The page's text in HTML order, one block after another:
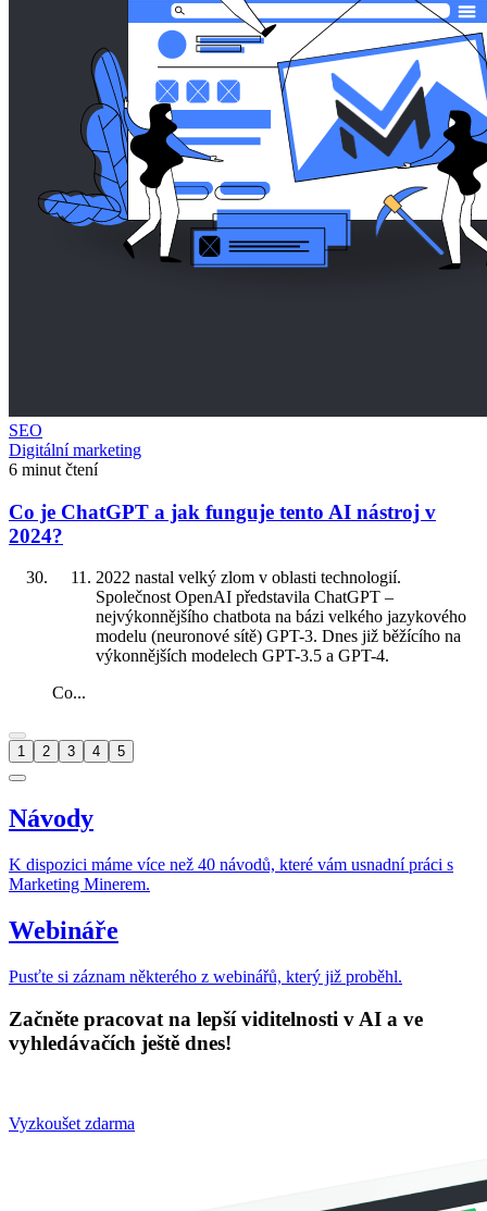
SEO
Digitální marketing
6 minut čtení
Co je ChatGPT a jak funguje tento AI nástroj v
2024?
2022 nastal velký zlom v oblasti technologií.
Společnost OpenAI představila ChatGPT –
nejvýkonnějšího chatbota na bázi velkého jazykového
modelu (neuronové sítě) GPT-3. Dnes již běžícího na
výkonnějších modelech GPT-3.5 a GPT-4.
Co...
1 2 3 4 5
Návody
K dispozici máme více než 40 návodů, které vám usnadní práci s
Marketing Minerem.
Webináře
Pusťte si záznam některého z webinářů, který již proběhl.
Začněte pracovat na lepší viditelnosti v AI a ve
vyhledávačích ještě dnes!
Vyzkoušet zdarma